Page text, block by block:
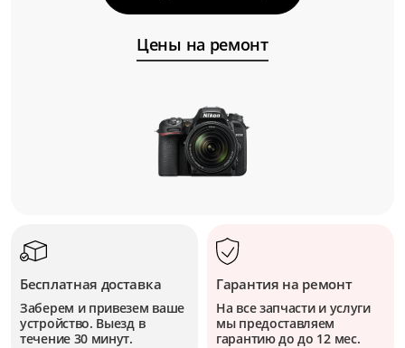
Цены на ремонт
Бесплатная доставка
Заберем и привезем ваше
устройство. Выезд в
течение 30 минут.
Гарантия на ремонт
На все запчасти и услуги
мы предоставляем
гарантию до до 12 мес.